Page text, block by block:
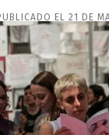
EL 21 DE